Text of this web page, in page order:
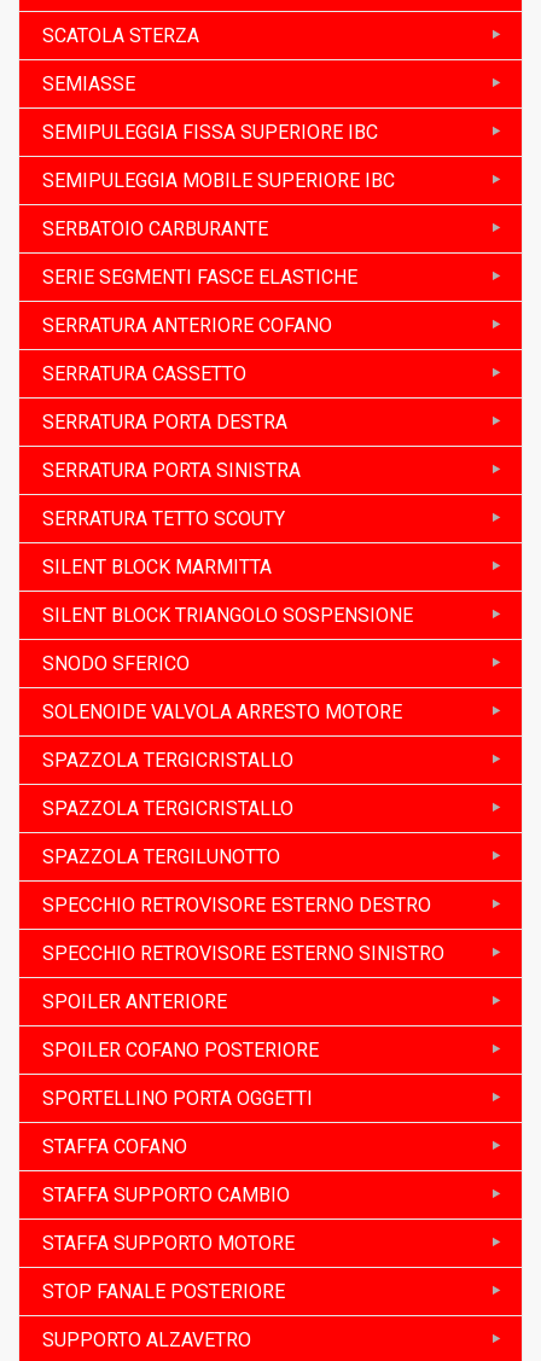
SCATOLA STERZA
SEMIASSE
SEMIPULEGGIA FISSA SUPERIORE IBC
SEMIPULEGGIA MOBILE SUPERIORE IBC
SERBATOIO CARBURANTE
SERIE SEGMENTI FASCE ELASTICHE
SERRATURA ANTERIORE COFANO
SERRATURA CASSETTO
SERRATURA PORTA DESTRA
SERRATURA PORTA SINISTRA
SERRATURA TETTO SCOUTY
SILENT BLOCK MARMITTA
SILENT BLOCK TRIANGOLO SOSPENSIONE
SNODO SFERICO
SOLENOIDE VALVOLA ARRESTO MOTORE
SPAZZOLA TERGICRISTALLO
SPAZZOLA TERGICRISTALLO
SPAZZOLA TERGILUNOTTO
SPECCHIO RETROVISORE ESTERNO DESTRO
SPECCHIO RETROVISORE ESTERNO SINISTRO
SPOILER ANTERIORE
SPOILER COFANO POSTERIORE
SPORTELLINO PORTA OGGETTI
STAFFA COFANO
STAFFA SUPPORTO CAMBIO
STAFFA SUPPORTO MOTORE
STOP FANALE POSTERIORE
SUPPORTO ALZAVETRO